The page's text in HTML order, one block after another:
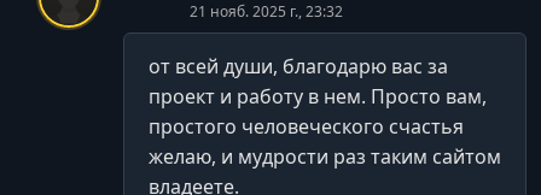
21 нояб. 2025 г., 23:32
от всей души, благодарю вас за
проект и работу в нем. Просто вам,
простого человеческого счастья
желаю, и мудрости раз таким сайтом
владеете.